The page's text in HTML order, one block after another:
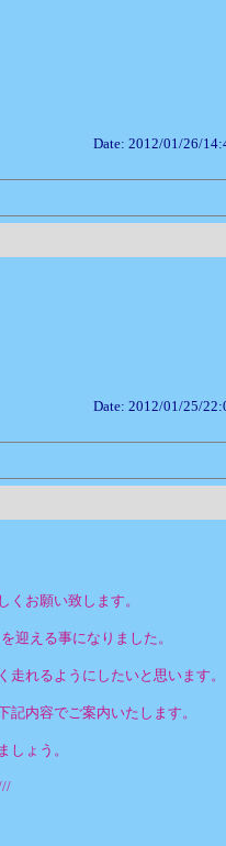
Date: 2012/01/26/
Date: 2012/01/25/
お願い致します。
迎える事になりました。
れるようにしたいと思います。
記内容でご案内いたします。
しょう。